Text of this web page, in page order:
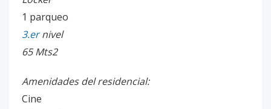
1 parqueo
3.ernivel
65 Mts2
Amenidades del residencial:
Cine